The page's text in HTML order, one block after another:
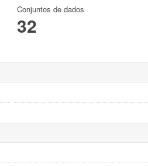
Conjuntos de dados
32